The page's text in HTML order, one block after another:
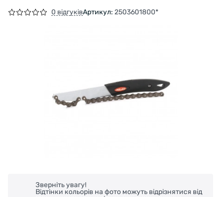
0 відгуківАртикул: 2503601800*
Зверніть увагу!
Відтінки кольорів на фото можуть відрізнятися від